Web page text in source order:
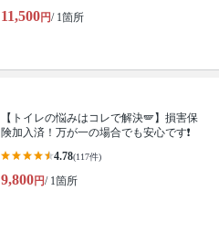
11,500円/ 1箇所
【トイレの悩みはコレで解決🪽】損害保
険加入済！万が一の場合でも安心です❗️
4.78(117件)
9,800円/ 1箇所